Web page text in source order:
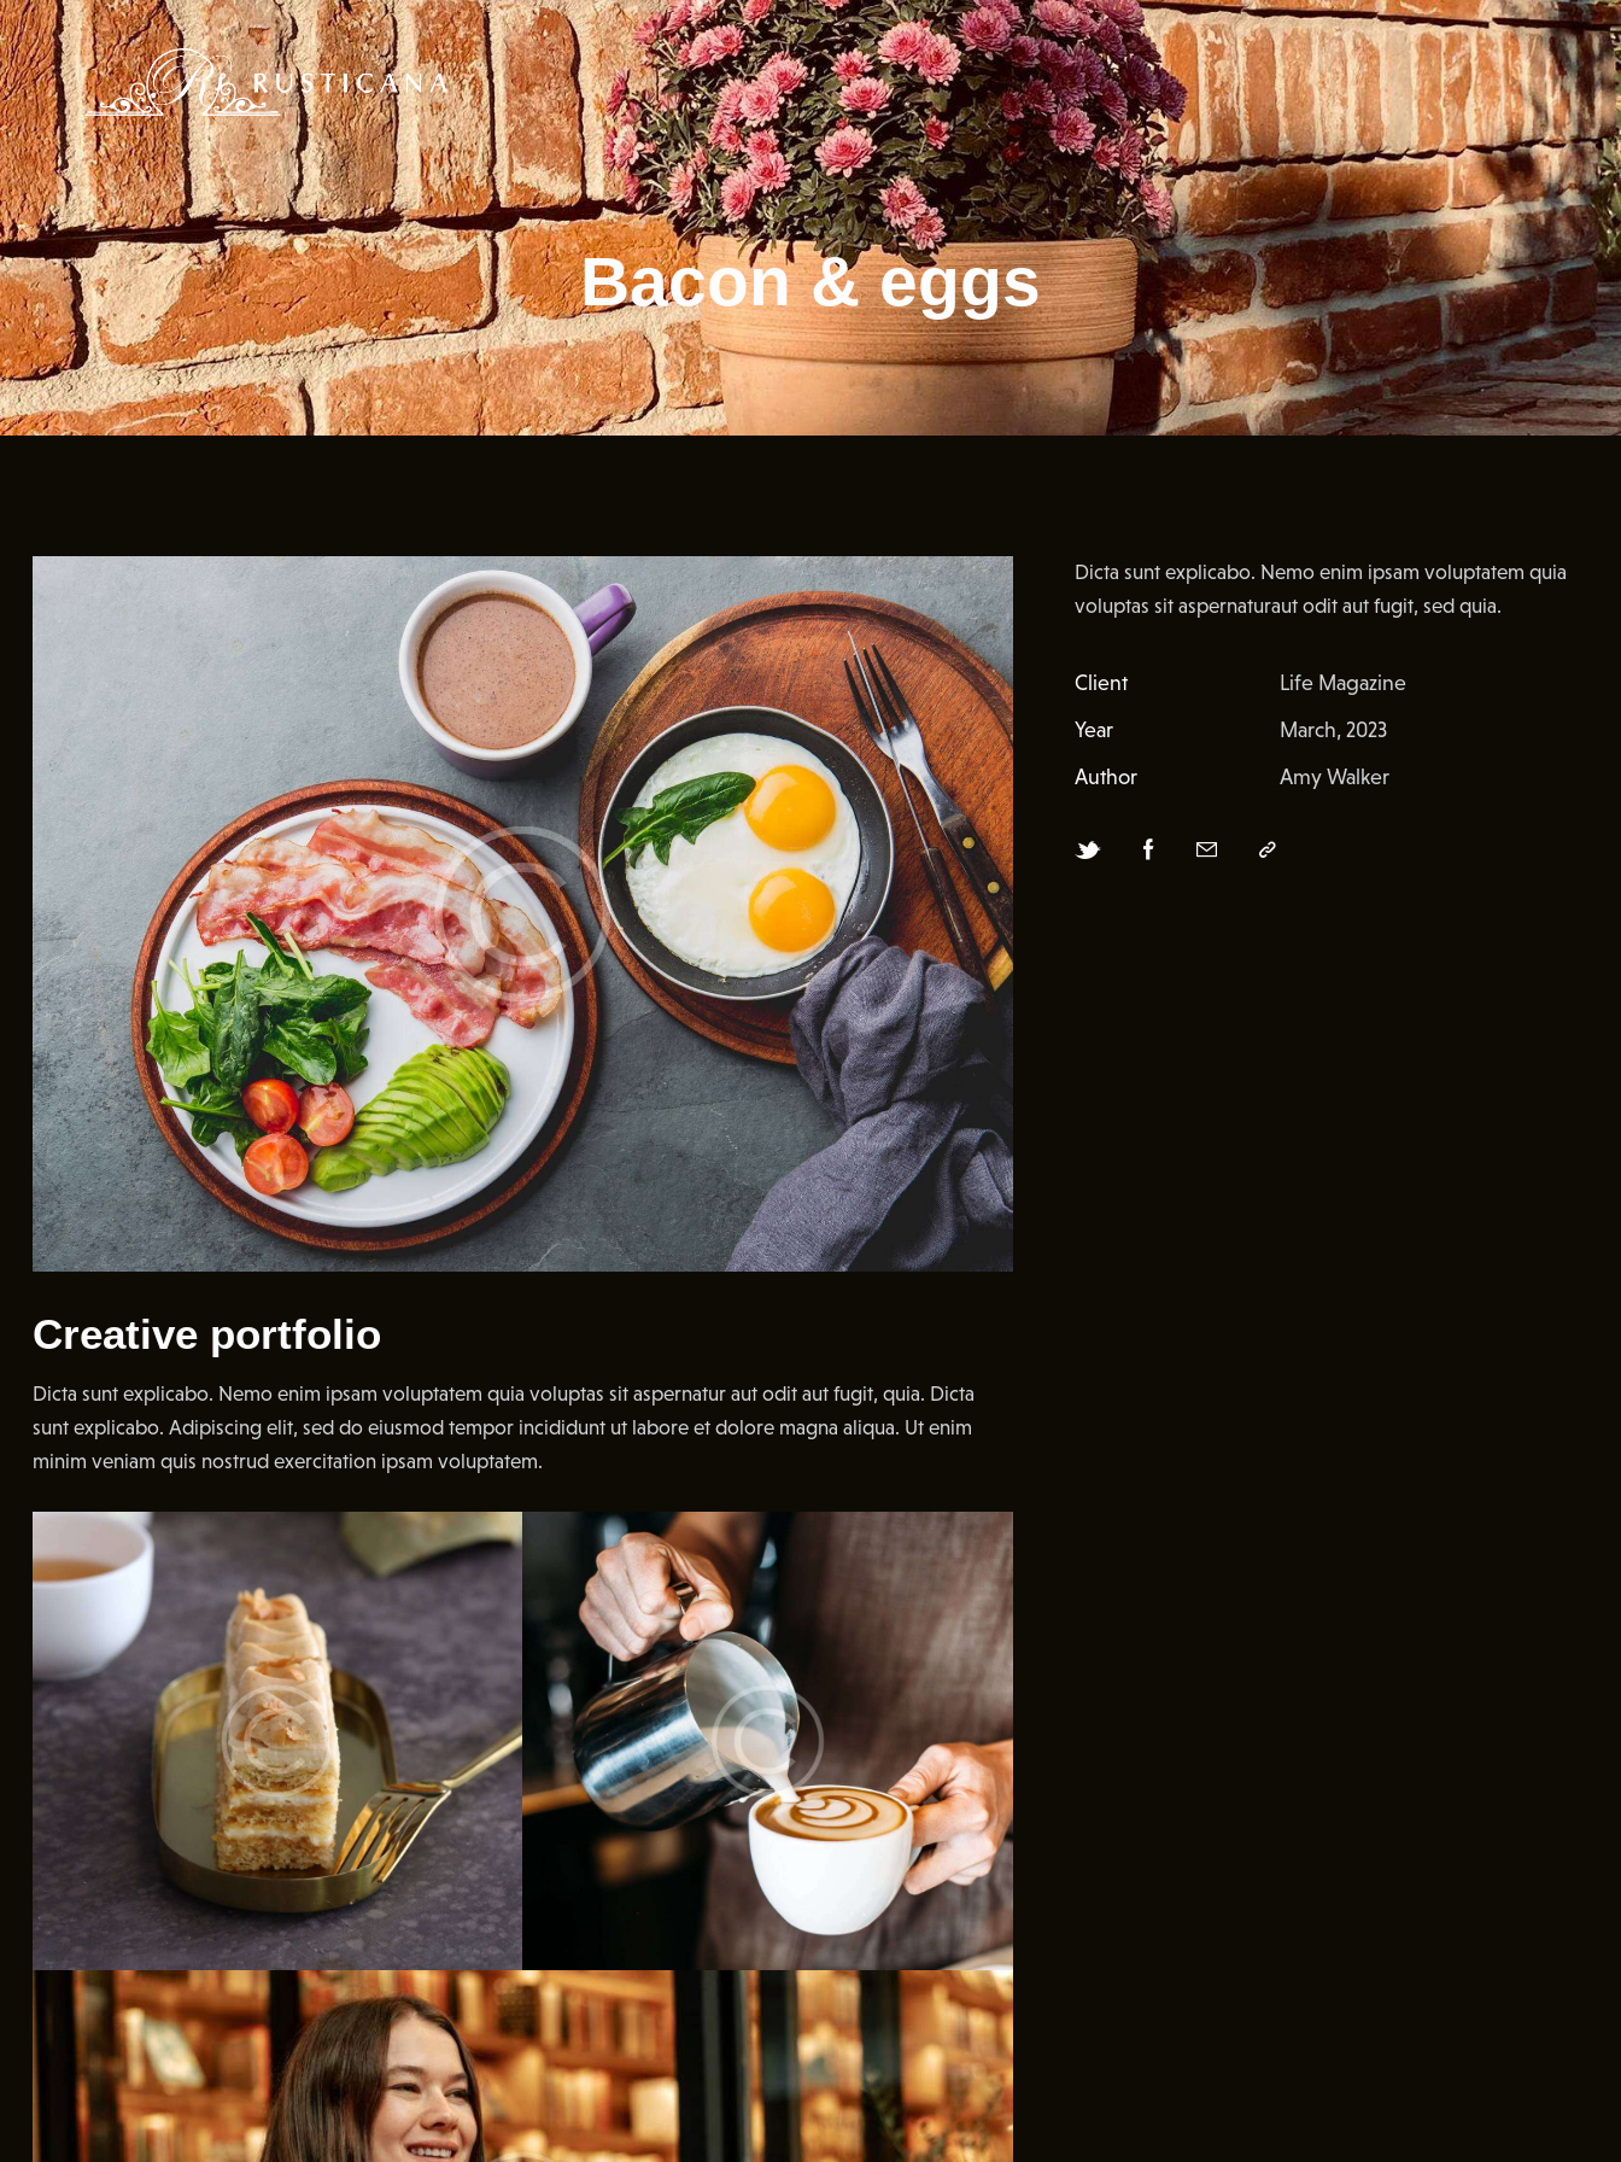
Bacon & eggs
Creative portfolio
Dicta sunt explicabo. Nemo enim ipsam voluptatem quia voluptas sit aspernatur aut odit aut fugit, quia. Dicta
sunt explicabo. Adipiscing elit, sed do eiusmod tempor incididunt ut labore et dolore magna aliqua. Ut enim
minim veniam quis nostrud exercitation ipsam voluptatem.
Dicta sunt explicabo. Nemo enim ipsam voluptatem quia
voluptas sit aspernaturaut odit aut fugit, sed quia.
Client
Life Magazine
Year
March, 2023
Author
Amy Walker